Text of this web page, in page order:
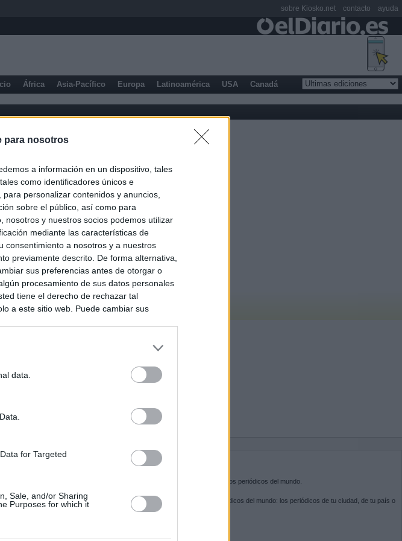
para nosotros
a información en un dispositivo, tales
como identificadores únicos e
personalizar contenidos y anuncios,
sobre el público, así como para
nosotros y nuestros socios podemos utilizar
mediante las características de
consentimiento a nosotros y a nuestros
previamente descrito. De forma alternativa,
sus preferencias antes de otorgar o
procesamiento de sus datos personales
tiene el derecho de rechazar tal
a este sitio web. Puede cambiar sus
data.
for Targeted
Sale, and/or Sharing
Purposes for which it
África Asia-Pacífico Europa Latinoamérica USA Canadá
a viajeros
SOBRE KIOSKO.NET
es la puerta de entrada a los periódicos del mundo.
Navega por las portadas de los periódicos del mundo: los periódicos de tu ciudad, de tu país o
del otro extremo del mundo.
sobre Kiosko.net contacto ayuda